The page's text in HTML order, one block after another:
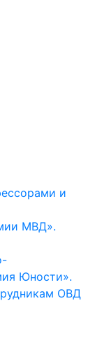
и
МВД».
Юности».
ОВД